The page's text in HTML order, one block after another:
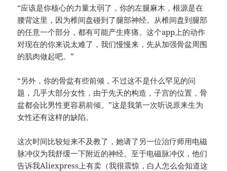
“应该是你核心的力量太弱了，你的左腿麻木，根源是在
腰背这里，因为椎间盘碰到了腿部神经。从椎间盘到腿部
的任意一个部分，都有可能产生疼痛。这个app上的动作
对现在的你来说太难了，我们慢慢来，先从加强骨盆周围
的肌肉做起吧。”
“另外，你的骨盆有些前倾，不过这不是什么罕见的问
题，几乎大部分女性，由于先天的构造，子宫的位置，骨
盆都会比男性更容易前倾。”这是我第一次听说原来生为
女性还有这样的缺陷。
这次时间比较短来不及教了，她请了另一位治疗师用电磁
脉冲仪为我舒缓一下附近的神经。至于电磁脉冲仪，他们
告诉我Aliexpress上有卖（我很震惊，白人怎么会知道这